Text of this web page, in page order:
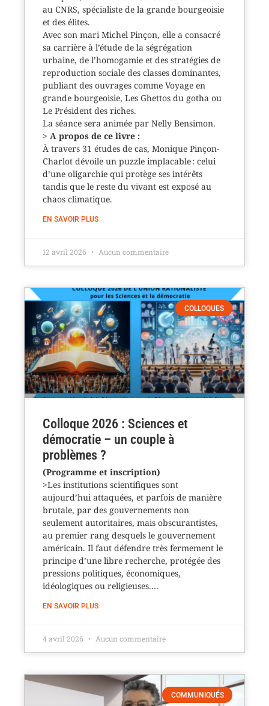
au CNRS, spécialiste de la grande bourgeoisie
et des élites.
Avec son mari Michel Pinçon, elle a consacré
sa carrière à l’étude de la ségrégation
urbaine, de l’homogamie et des stratégies de
reproduction sociale des classes dominantes,
publiant des ouvrages comme Voyage en
grande bourgeoisie, Les Ghettos du gotha ou
Le Président des riches.
La séance sera animée par Nelly Bensimon.
> A propos de ce livre :
À travers 31 études de cas, Monique Pinçon-
Charlot dévoile un puzzle implacable : celui
d’une oligarchie qui protège ses intérêts
tandis que le reste du vivant est exposé au
chaos climatique.
EN SAVOIR PLUS
12 avril 2026 Aucun commentaire
COLLOQUES
Colloque 2026 : Sciences et
démocratie – un couple à
problèmes ?
(Programme et inscription)
>Les institutions scientifiques sont
aujourd’hui attaquées, et parfois de manière
brutale, par des gouvernements non
seulement autoritaires, mais obscurantistes,
au premier rang desquels le gouvernement
américain. Il faut défendre très fermement le
principe d’une libre recherche, protégée des
pressions politiques, économiques,
idéologiques ou religieuses.…
EN SAVOIR PLUS
4 avril 2026 Aucun commentaire
COMMUNIQUÉS